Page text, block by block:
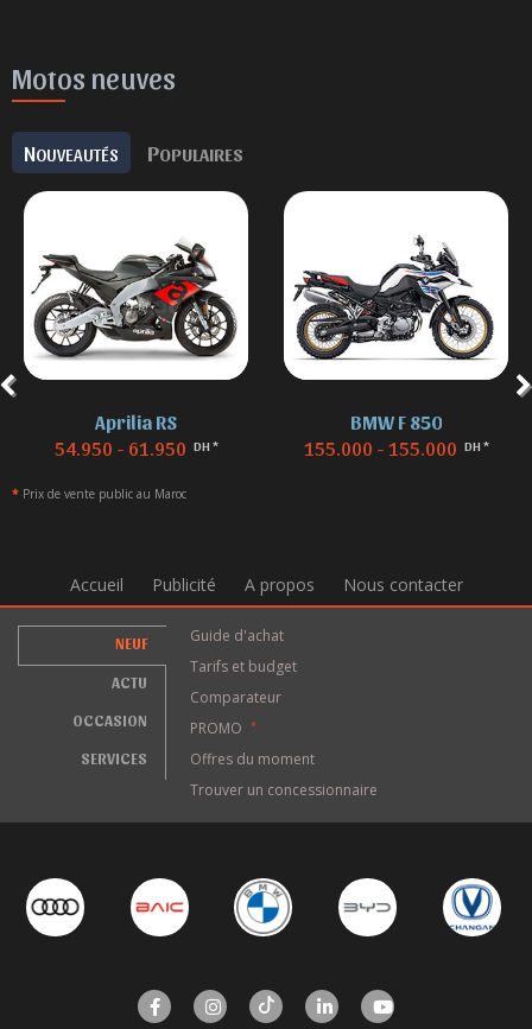
Motos neuves
NOUVEAUTÉS POPULAIRES
Aprilia RS
54.950 - 61.950 DH *
BMW F 850
155.000 - 155.000 DH *
* Prix de vente public au Maroc
Accueil Publicité A propos Nous contacter
NEUF
ACTU
OCCASION
SERVICES
Guide d'achat
Tarifs et budget
Comparateur
PROMO
*
Offres du moment
Trouver un concessionnaire